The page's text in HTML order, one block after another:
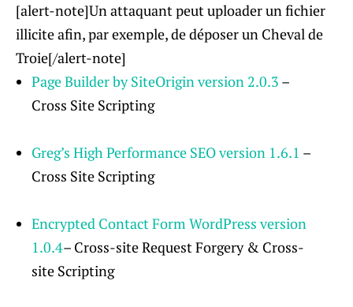
[alert-note]Un attaquant peut uploader un fichier
illicite afin, par exemple, de déposer un Cheval de
Troie[/alert-note]
Page Builder by SiteOriginversion 2.0.3 –
Cross Site Scripting
Greg’s High Performance SEOversion 1.6.1 –
Cross Site Scripting
Encrypted Contact Form WordPress version
1.0.4– Cross-site Request Forgery & Cross-
site Scripting